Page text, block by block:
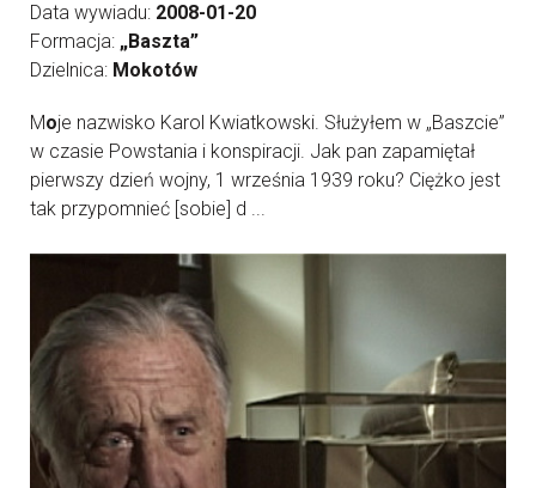
Data wywiadu: 2008-01-20
Formacja: „Baszta”
Dzielnica: Mokotów
Moje nazwisko Karol Kwiatkowski. Służyłem w „Baszcie”
w czasie Powstania i konspiracji. Jak pan zapamiętał
pierwszy dzień wojny, 1 września 1939 roku? Ciężko jest
tak przypomnieć [sobie] d ...